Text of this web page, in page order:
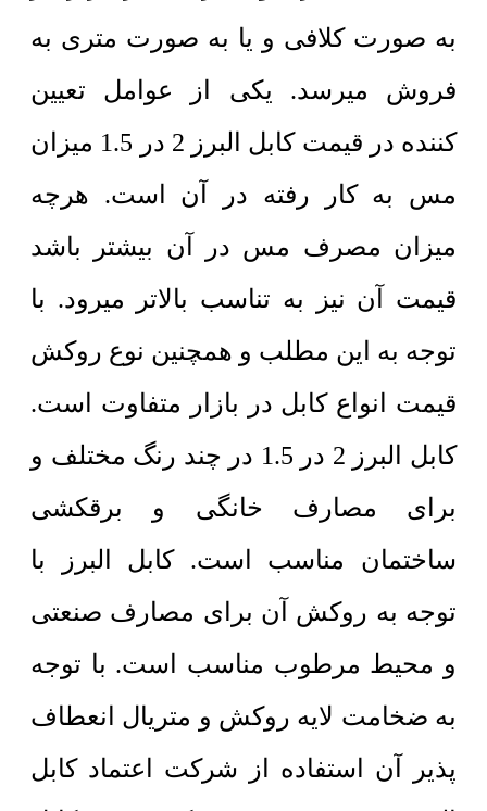
به صورت کلافی و یا به صورت متری به
فروش میرسد. یکی از عوامل تعیین
کننده در قیمت کابل البرز 2 در 1.5 میزان
مس به کار رفته در آن است. هرچه
میزان مصرف مس در آن بیشتر باشد
قیمت آن نیز به تناسب بالاتر میرود. با
توجه به این مطلب و همچنین نوع روکش
قیمت انواع کابل در بازار متفاوت است.
کابل البرز 2 در 1.5 در چند رنگ مختلف و
برای مصارف خانگی و برقکشی
ساختمان مناسب است. کابل البرز با
توجه به روکش آن برای مصارف صنعتی
و محیط مرطوب مناسب است. با توجه
به ضخامت لایه روکش و متریال انعطاف
پذیر آن استفاده از شرکت اعتماد کابل